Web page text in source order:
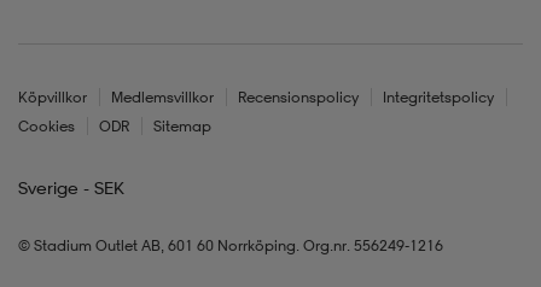
Köpvillkor Medlemsvillkor Recensionspolicy
Integritetspolicy
Cookies
ODR Sitemap
Sverige - SEK
© Stadium Outlet AB, 601 60 Norrköping. Org.nr. 556249-1216